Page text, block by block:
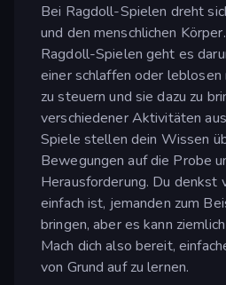
Bei Ragdoll-Spielen dreht
und den menschlichen
Ragdoll-Spielen geht es
einer schlaffen oder leblosen
zu steuern und sie dazu zu
verschiedener Aktivitäten
Spiele stellen dein Wissen
Bewegungen auf die Probe
Herausforderung. Du denkst
einfach ist, jemanden zum
bringen, aber es kann
Mach dich also bereit,
von Grund auf zu lernen.